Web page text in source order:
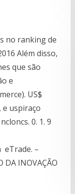
no ranking de
Além disso,
que são
e
US$
e uspiraço
0. 1. 9
eTrade. –
INOVAÇÃO